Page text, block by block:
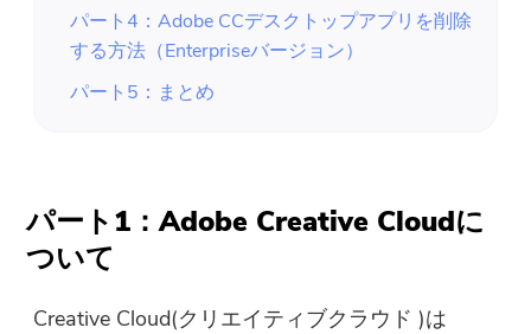
パート4：Adobe CCデスクトップアプリを削除
する方法（Enterpriseバージョン）
パート5：まとめ
パート1：Adobe Creative Cloudに
ついて
Creative Cloud(クリエイティブクラウド )は